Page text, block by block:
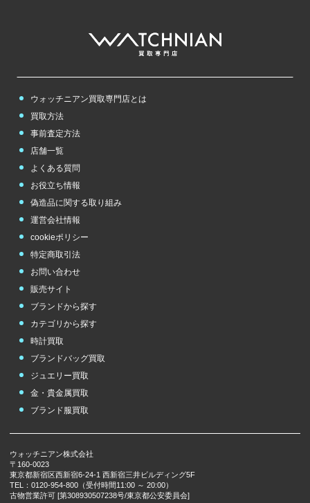
ウォッチニアン買取専門店とは
買取方法
事前査定方法
店舗一覧
よくある質問
お役立ち情報
偽造品に関する取り組み
運営会社情報
cookieポリシー
特定商取引法
お問い合わせ
販売サイト
ブランドから探す
カテゴリから探す
時計買取
ブランドバッグ買取
ジュエリー買取
金・貴金属買取
ブランド服買取
ウォッチニアン株式会社
〒160-0023
東京都新宿区西新宿6-24-1 西新宿三井ビルディング5F
TEL：0120-954-800（受付時間11:00 ～ 20:00）
古物営業許可 [第308930507238号/東京都公安委員会]